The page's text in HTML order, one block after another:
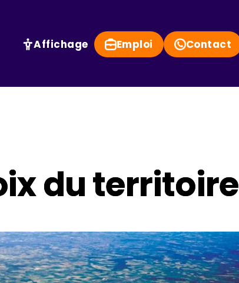
Affichage Emploi Contact
du territoire